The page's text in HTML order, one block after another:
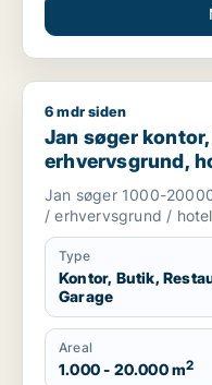
Jan søger kontor,
6 mdr siden
Jan søger
erhvervsgrund,
København,
Gentofte
Jan søger 1000-
/ erhvervsgrund /
Type
Kontor, Butik,
Garage
Areal
1.000 - 20.000 m2